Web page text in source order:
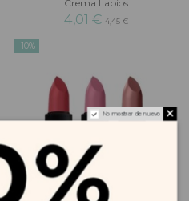
Crema Labios
4,01 €4,45 €
-10%
No mostrar de nuevo